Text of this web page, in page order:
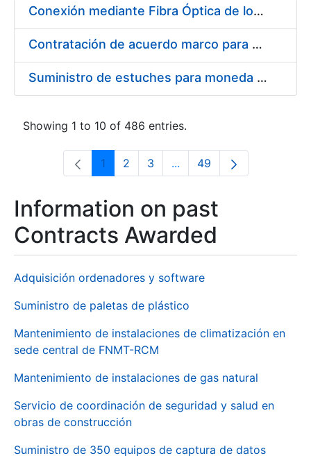
Conexión mediante Fibra Óptica de los Centros de Proceso de Datos (CPDs) de las sedes de la FNMT-RCM de Burgos y Madrid
Contratación de acuerdo marco para el Suministro de Material de Electricidad para la Fábrica Nacional de Moneda y Timbre-Real Casa de la Moneda en su centro de trabajo de Burgos
Suministro de estuches para moneda de 30 €
Showing 1 to 10 of 486 entries.
Page
1 Page
2 Page
3 ...Intermediate Pages Use
Page
49
Information on past
Contracts Awarded
Adquisición ordenadores y software
Suministro de paletas de plástico
Mantenimiento de instalaciones de climatización en
sede central de FNMT-RCM
Mantenimiento de instalaciones de gas natural
Servicio de coordinación de seguridad y salud en
obras de construcción
Suministro de 350 equipos de captura de datos